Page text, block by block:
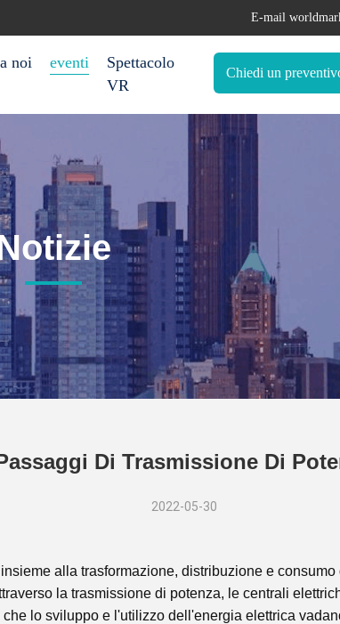
E-mail
noi eventi
Spettacolo
VR
Chiedi un
Di Trasmissione Di
2022-05-30
alla trasformazione, distribuzione e
la trasmissione di potenza, le centrali
lo sviluppo e l'utilizzo dell'energia elettrica